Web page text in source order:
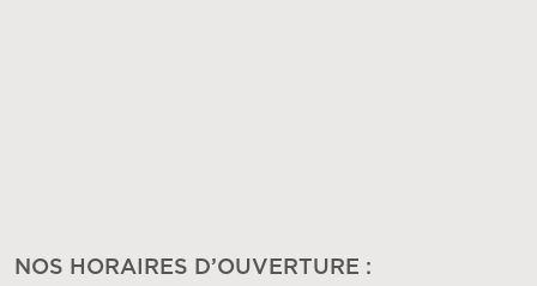
NOS HORAIRES D’OUVERTURE :